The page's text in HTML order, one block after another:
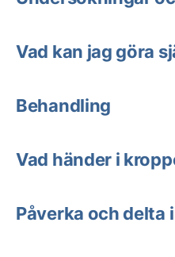
Vad kan jag göra
Behandling
Vad händer i
Påverka och delta